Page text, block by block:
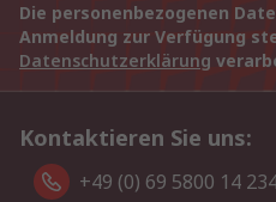
Die personenbezogenen
Anmeldung zur Verfügung
Datenschutzerklärung
Kontaktieren Sie uns:
+49 (0) 69 5800 14